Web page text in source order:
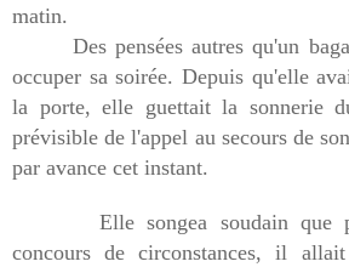
matin.
Des pensées autres qu'un
occuper sa soirée. Depuis qu'elle
la porte, elle guettait la sonnerie
prévisible de l'appel au secours de
par avance cet instant.
Elle songea soudain que
concours de circonstances, il